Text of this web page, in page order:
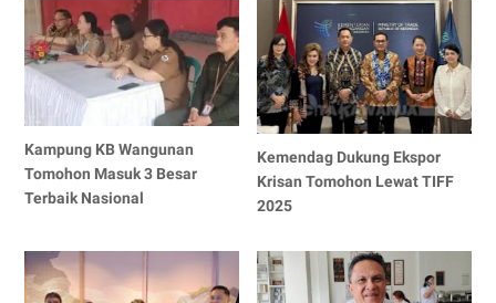
Kampung KB Wangunan
Tomohon Masuk 3 Besar
Terbaik Nasional
Kemendag Dukung Ekspor
Krisan Tomohon Lewat TIFF
2025